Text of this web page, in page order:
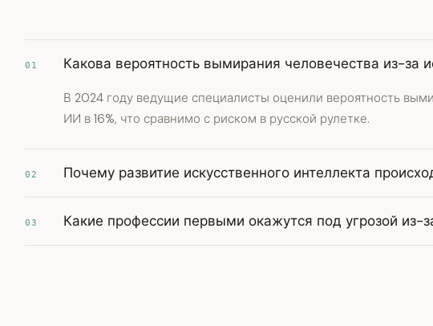
01 Какова вероятность вымирания человечества из-за
В 2024 году ведущие специалисты оценили вероятность
ИИ в 16%, что сравнимо с риском в русской рулетке.
02 Почему развитие искусственного интеллекта
03 Какие профессии первыми окажутся под угрозой из-